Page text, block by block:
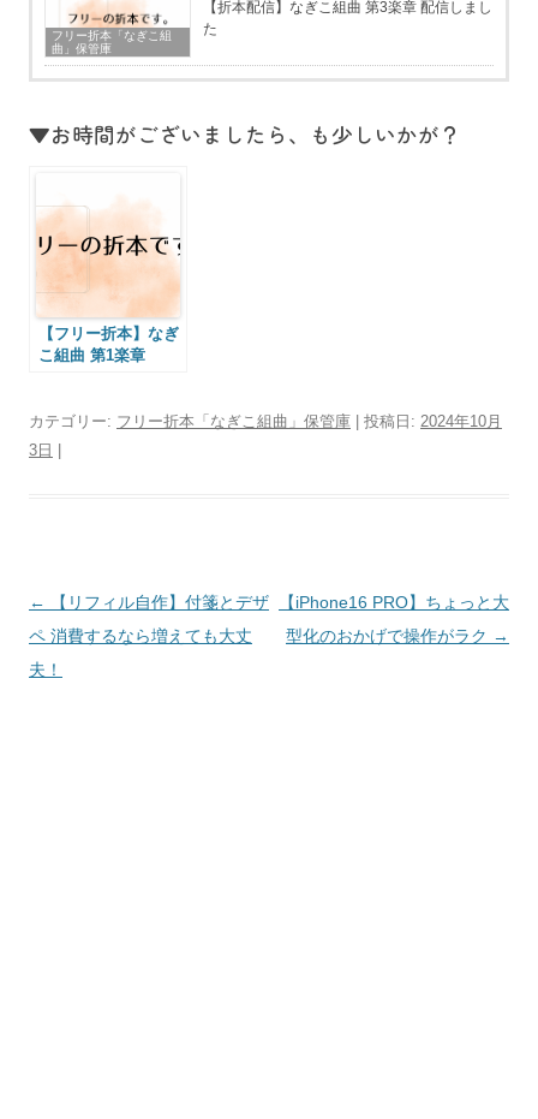
フリー折本「なぎこ組
曲」保管庫
【折本配信】なぎこ組曲 第3楽章 配信しまし
た
▼お時間がございましたら、も少しいかが？
【フリー折本】なぎ
こ組曲 第1楽章
カテゴリー: フリー折本「なぎこ組曲」保管庫 | 投稿日: 2024年10月
3日
投
稿
ナ
←
【リフィル自作】付箋とデザ
ペ 消費するなら増えても大丈
夫！
【iPhone16 PRO】ちょっと大
型化のおかげで操作がラク →